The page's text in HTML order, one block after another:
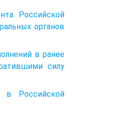
Российской
органов
в ранее
силу
в Российской